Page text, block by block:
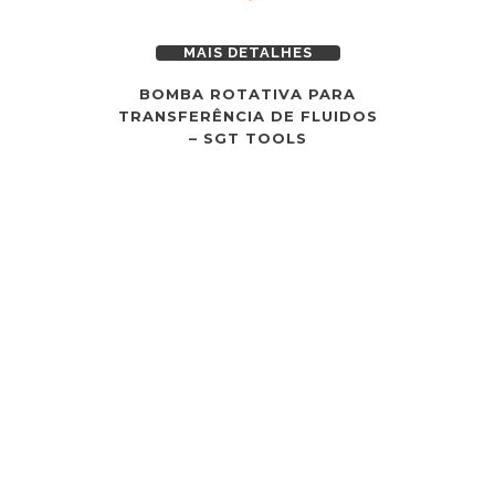
MAIS DETALHES
BOMBA ROTATIVA PARA
TRANSFERÊNCIA DE FLUIDOS
– SGT TOOLS